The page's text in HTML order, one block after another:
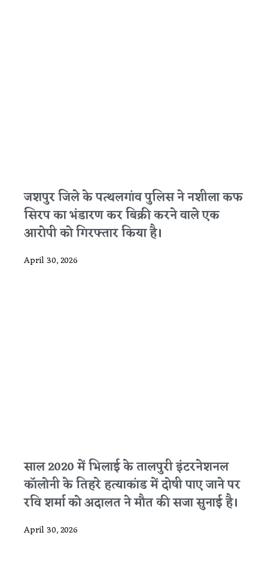
जशपुर जिले के पत्थलगांव पुलिस ने नशीला कफ
सिरप का भंडारण कर बिक्री करने वाले एक
आरोपी को गिरफ्तार किया है।
April 30, 2026
साल 2020 में भिलाई के तालपुरी इंटरनेशनल
कॉलोनी के तिहरे हत्याकांड में दोषी पाए जाने पर
रवि शर्मा को अदालत ने मौत की सजा सुनाई है।
April 30, 2026